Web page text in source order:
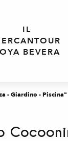
IL
BEVERA
- Giardino - Piscina"